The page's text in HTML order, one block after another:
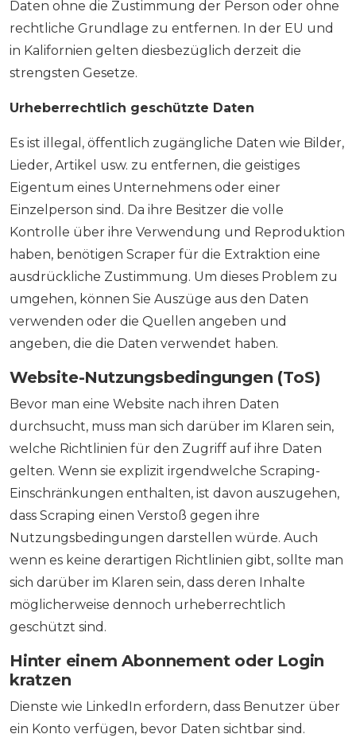
Daten ohne die Zustimmung der Person oder ohne
rechtliche Grundlage zu entfernen. In der EU und
in Kalifornien gelten diesbezüglich derzeit die
strengsten Gesetze.
Urheberrechtlich geschützte Daten
Es ist illegal, öffentlich zugängliche Daten wie Bilder,
Lieder, Artikel usw. zu entfernen, die geistiges
Eigentum eines Unternehmens oder einer
Einzelperson sind. Da ihre Besitzer die volle
Kontrolle über ihre Verwendung und Reproduktion
haben, benötigen Scraper für die Extraktion eine
ausdrückliche Zustimmung. Um dieses Problem zu
umgehen, können Sie Auszüge aus den Daten
verwenden oder die Quellen angeben und
angeben, die die Daten verwendet haben.
Website-Nutzungsbedingungen (ToS)
Bevor man eine Website nach ihren Daten
durchsucht, muss man sich darüber im Klaren sein,
welche Richtlinien für den Zugriff auf ihre Daten
gelten. Wenn sie explizit irgendwelche Scraping-
Einschränkungen enthalten, ist davon auszugehen,
dass Scraping einen Verstoß gegen ihre
Nutzungsbedingungen darstellen würde. Auch
wenn es keine derartigen Richtlinien gibt, sollte man
sich darüber im Klaren sein, dass deren Inhalte
möglicherweise dennoch urheberrechtlich
geschützt sind.
Hinter einem Abonnement oder Login
kratzen
Dienste wie LinkedIn erfordern, dass Benutzer über
ein Konto verfügen, bevor Daten sichtbar sind.